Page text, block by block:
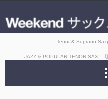
Tenor & Soprano
JAZZ & POPULAR TENOR SAX